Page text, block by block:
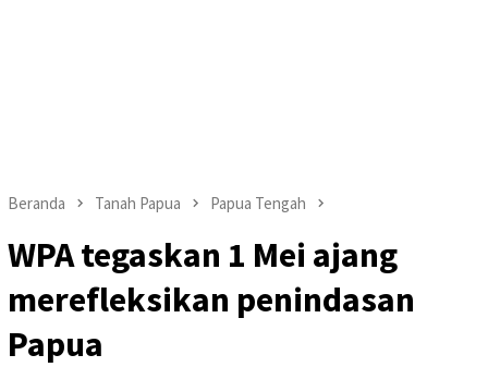
Beranda Tanah Papua Papua Tengah
WPA tegaskan 1 Mei ajang
merefleksikan penindasan
Papua